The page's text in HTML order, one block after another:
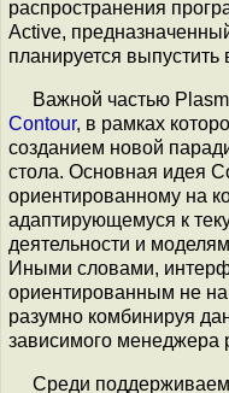
распространения
Active,
планируется выпустить
Важной частью
Contour, в рамках
созданием новой
стола. Основная идея
ориентированному на
адаптирующемуся к
деятельности и
Иными словами,
ориентированным не
разумно комбинируя
зависимого менеджера
Среди